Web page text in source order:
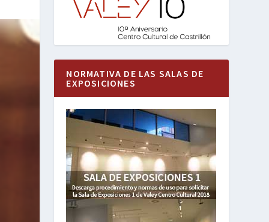
NORMATIVA DE LAS SALAS DE
EXPOSICIONES